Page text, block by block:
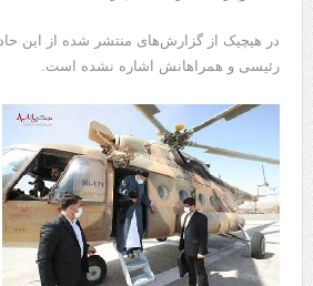
در هیچیک از گزارش‌های منتشر شده از این
رئیسی و همراهانش اشاره نشده است.